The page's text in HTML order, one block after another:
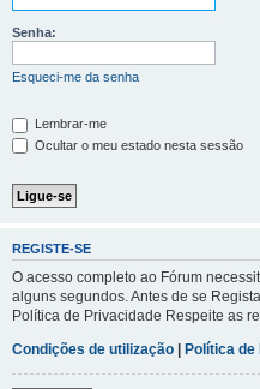
Senha:
Esqueci-me da senha
Lembrar-me
Ocultar o meu estado nesta sessão
REGISTE-SE
O acesso completo ao Fórum
alguns segundos. Antes de se
Política de Privacidade Respeite as
Condições de utilização | Política de